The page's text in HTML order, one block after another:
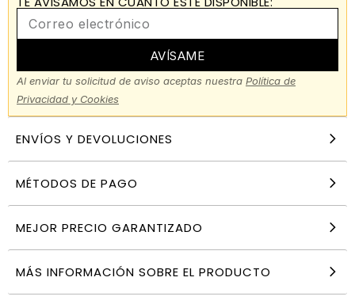
AVÍSAME
Al enviar tu solicitud de aviso aceptas nuestra Política de
Privacidad y Cookies
ENVÍOS Y DEVOLUCIONES
MÉTODOS DE PAGO
MEJOR PRECIO GARANTIZADO
MÁS INFORMACIÓN SOBRE EL PRODUCTO